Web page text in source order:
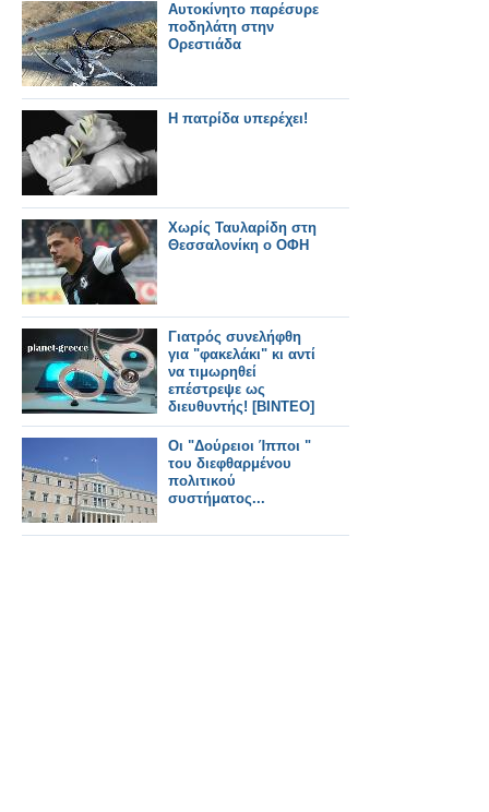
Αυτοκίνητο παρέσυρε
ποδηλάτη στην
Ορεστιάδα
Η πατρίδα υπερέχει!
Χωρίς Ταυλαρίδη στη
Θεσσαλονίκη ο ΟΦΗ
Γιατρός συνελήφθη
για "φακελάκι" κι αντί
να τιμωρηθεί
επέστρεψε ως
διευθυντής! [ΒΙΝΤΕΟ]
Οι "Δούρειοι Ίπποι "
του διεφθαρμένου
πολιτικού
συστήματος...